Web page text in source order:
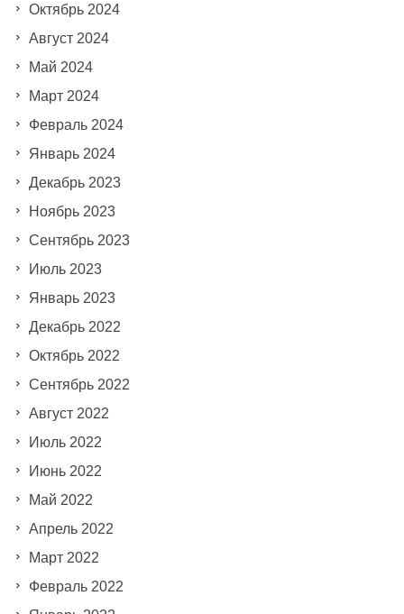
Октябрь 2024
Август 2024
Май 2024
Март 2024
Февраль 2024
Январь 2024
Декабрь 2023
Ноябрь 2023
Сентябрь 2023
Июль 2023
Январь 2023
Декабрь 2022
Октябрь 2022
Сентябрь 2022
Август 2022
Июль 2022
Июнь 2022
Май 2022
Апрель 2022
Март 2022
Февраль 2022